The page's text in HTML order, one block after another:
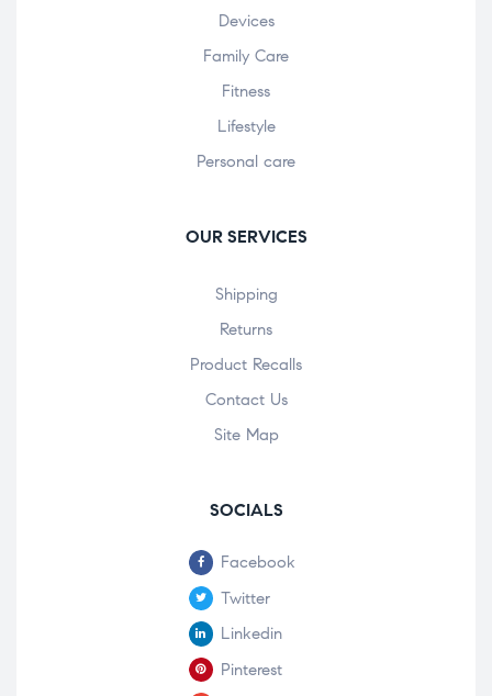
Devices
Family Care
Fitness
Lifestyle
Personal care
OUR SERVICES
Shipping
Returns
Product Recalls
Contact Us
Site Map
SOCIALS
Facebook
Twitter
Linkedin
Pinterest